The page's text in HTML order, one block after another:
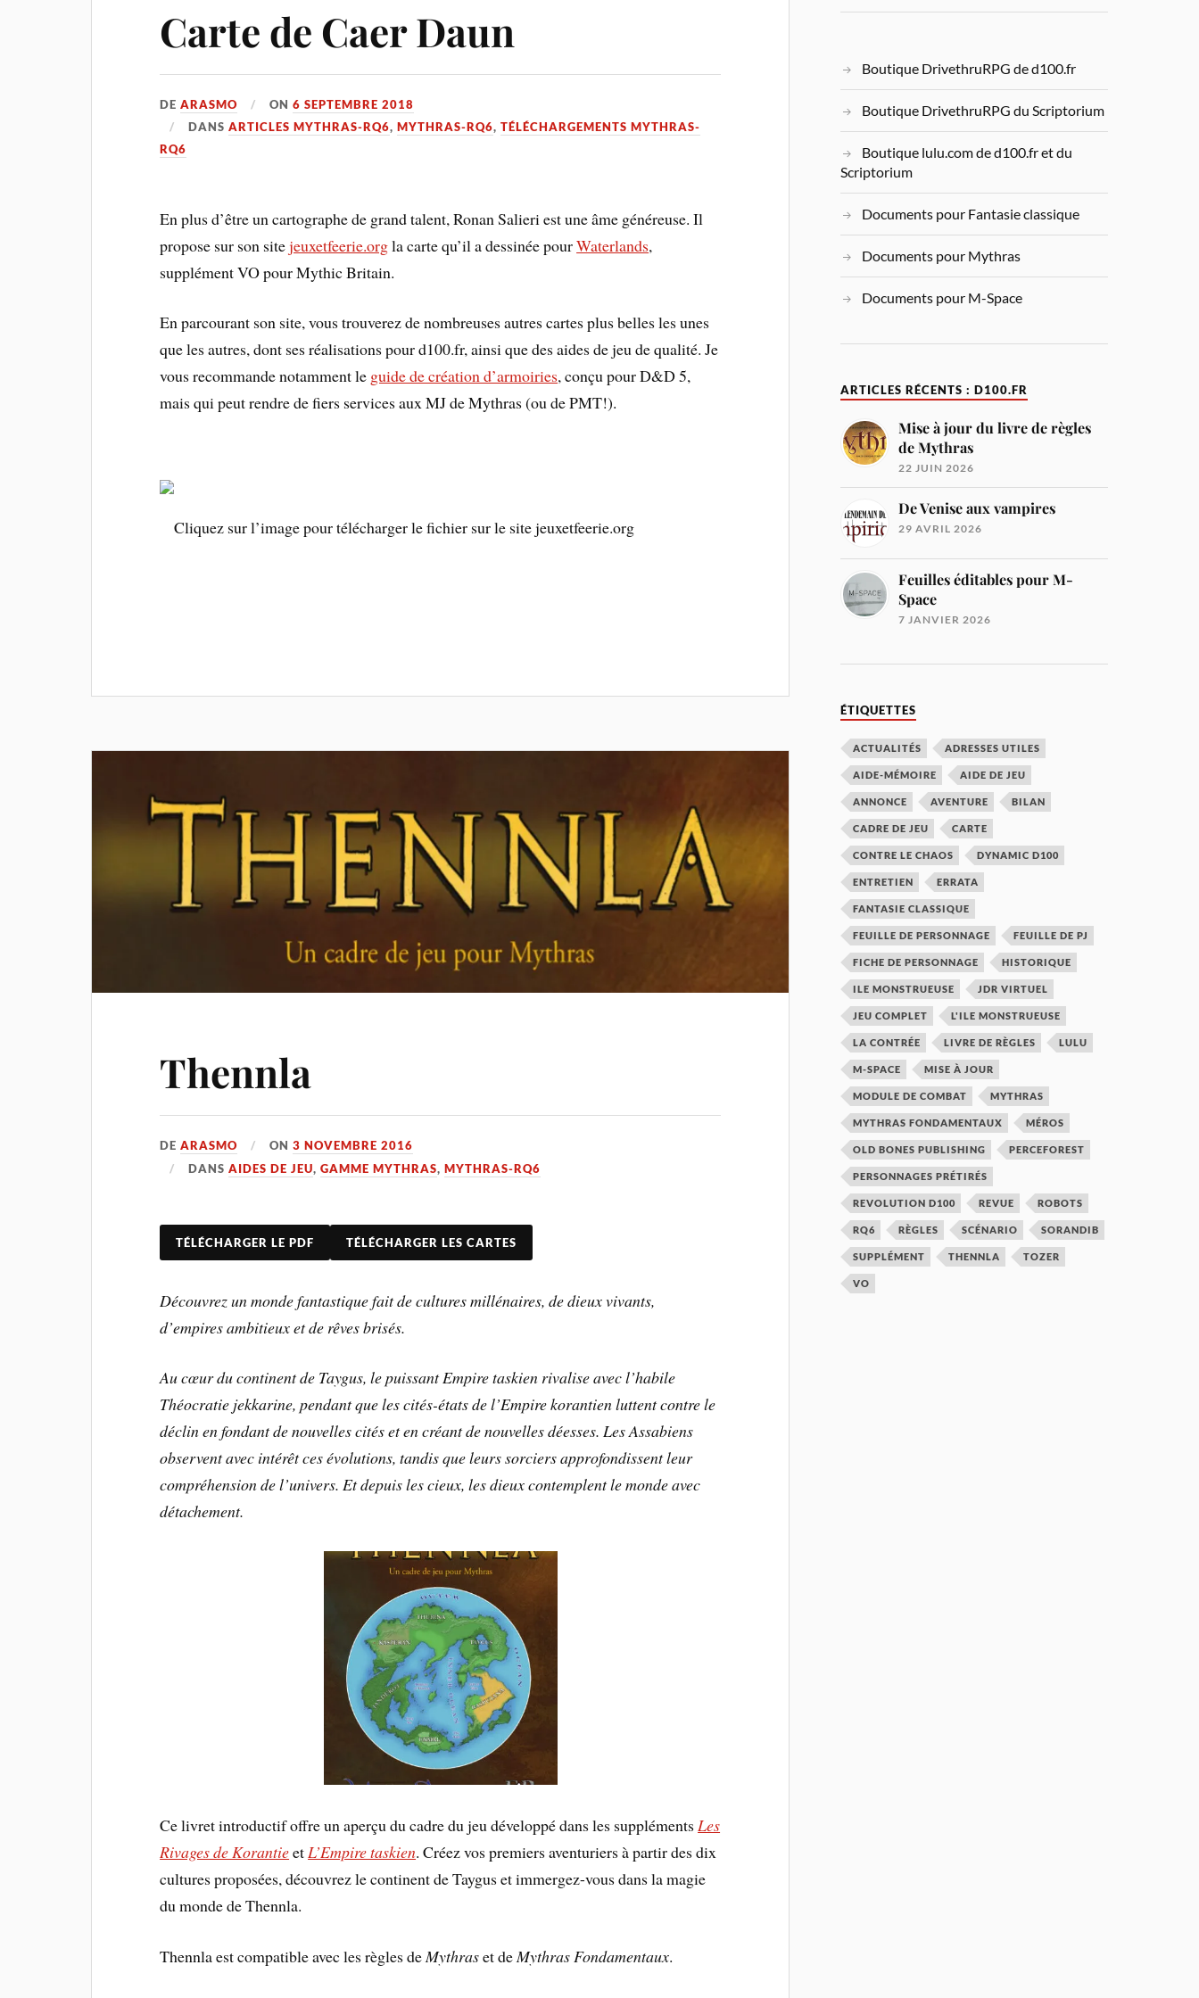
Carte de Caer Daun
DEARASMO ON6 SEPTEMBRE 2018
DANSARTICLES MYTHRAS-RQ6,MYTHRAS-RQ6,TÉLÉCHARGEMENTS MYTHRAS-
RQ6
En plus d’être un cartographe de grand talent, Ronan Salieri est une âme généreuse. Il
propose sur son sitejeuxetfeerie.orgla carte qu’il a dessinée pourWaterlands,
supplément VO pour Mythic Britain.
En parcourant son site, vous trouverez de nombreuses autres cartes plus belles les unes
que les autres, dont ses réalisations pour d100.fr, ainsi que des aides de jeu de qualité. Je
vous recommande notamment le guide de création d’armoiries, conçu pour D&D 5,
mais qui peut rendre de fiers services aux MJ de Mythras (ou de PMT!).
Cliquez sur l’image pour télécharger le fichier sur le site jeuxetfeerie.org
Thennla
DEARASMO ON3 NOVEMBRE 2016
DANSAIDES DE JEU,GAMME MYTHRAS,MYTHRAS-RQ6
TÉLÉCHARGER LE PDF TÉLÉCHARGER LES CARTES
Découvrez un monde fantastique fait de cultures millénaires, de dieux vivants,
d’empires ambitieux et de rêves brisés.
Au cœur du continent de Taygus, le puissant Empire taskien rivalise avec l’habile
Théocratie jekkarine, pendant que les cités-états de l’Empire korantien luttent contre le
déclin en fondant de nouvelles cités et en créant de nouvelles déesses. Les Assabiens
observent avec intérêt ces évolutions, tandis que leurs sorciers approfondissent leur
compréhension de l’univers. Et depuis les cieux, les dieux contemplent le monde avec
détachement.
Ce livret introductif offre un aperçu du cadre du jeu développé dans les supplémentsLes
Rivages de KorantieetL’Empire taskien. Créez vos premiers aventuriers à partir des dix
cultures proposées, découvrez le continent de Taygus et immergez-vous dans la magie
du monde de Thennla.
Thennla est compatible avec les règles deMythraset deMythras Fondamentaux.
Boutique DrivethruRPG de d100.fr
Boutique DrivethruRPG du Scriptorium
Boutique lulu.com de d100.fr et du
Scriptorium
Documents pour Fantasie classique
Documents pour Mythras
Documents pour M-Space
ARTICLES RÉCENTS : D100.FR
Mise à jour du livre de règles
de Mythras
22 JUIN 2026
De Venise aux vampires
29 AVRIL 2026
Feuilles éditables pour M-
Space
7 JANVIER 2026
ÉTIQUETTES
ACTUALITÉS ADRESSES UTILES
AIDE-MÉMOIRE AIDE DE JEU
ANNONCE AVENTURE BILAN
CADRE DE JEU CARTE
CONTRE LE CHAOS DYNAMIC D100
ENTRETIEN ERRATA
FANTASIE CLASSIQUE
FEUILLE DE PERSONNAGE FEUILLE DE PJ
FICHE DE PERSONNAGE HISTORIQUE
ILE MONSTRUEUSE JDR VIRTUEL
JEU COMPLET L'ILE MONSTRUEUSE
LA CONTRÉE LIVRE DE RÈGLES LULU
M-SPACE MISE À JOUR
MODULE DE COMBAT MYTHRAS
MYTHRAS FONDAMENTAUX MÉROS
OLD BONES PUBLISHING PERCEFOREST
PERSONNAGES PRÉTIRÉS
REVOLUTION D100 REVUE ROBOTS
RQ6 RÈGLES SCÉNARIO SORANDIB
SUPPLÉMENT THENNLA TOZER
VO